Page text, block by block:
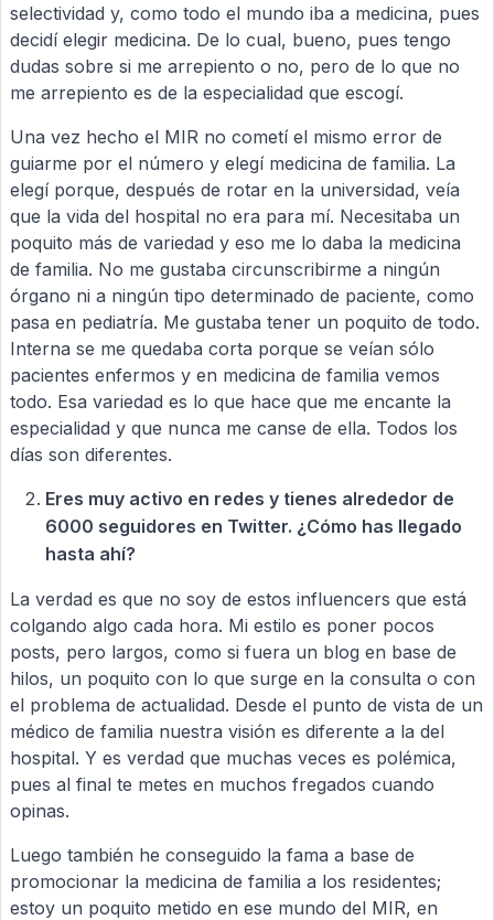
selectividad y, como todo el mundo iba a medicina, pues
decidí elegir medicina. De lo cual, bueno, pues tengo
dudas sobre si me arrepiento o no, pero de lo que no
me arrepiento es de la especialidad que escogí.
Una vez hecho el MIR no cometí el mismo error de
guiarme por el número y elegí medicina de familia. La
elegí porque, después de rotar en la universidad, veía
que la vida del hospital no era para mí. Necesitaba un
poquito más de variedad y eso me lo daba la medicina
de familia. No me gustaba circunscribirme a ningún
órgano ni a ningún tipo determinado de paciente, como
pasa en pediatría. Me gustaba tener un poquito de todo.
Interna se me quedaba corta porque se veían sólo
pacientes enfermos y en medicina de familia vemos
todo. Esa variedad es lo que hace que me encante la
especialidad y que nunca me canse de ella. Todos los
días son diferentes.
Eres muy activo en redes y tienes alrededor de
6000 seguidores en Twitter. ¿Cómo has llegado
hasta ahí?
La verdad es que no soy de estos influencers que está
colgando algo cada hora. Mi estilo es poner pocos
posts, pero largos, como si fuera un blog en base de
hilos, un poquito con lo que surge en la consulta o con
el problema de actualidad. Desde el punto de vista de un
médico de familia nuestra visión es diferente a la del
hospital. Y es verdad que muchas veces es polémica,
pues al final te metes en muchos fregados cuando
opinas.
Luego también he conseguido la fama a base de
promocionar la medicina de familia a los residentes;
estoy un poquito metido en ese mundo del MIR, en